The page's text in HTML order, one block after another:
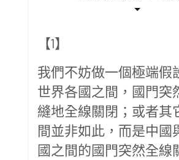
【1】
我們不妨做一個極端假
世界各國之間，國門突
縫地全線關閉；或者其
間並非如此，而是中國
國之間的國門突然全線